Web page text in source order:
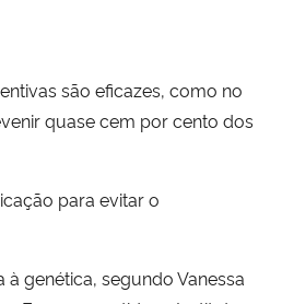
são eficazes, como no
quase cem por cento dos
para evitar o
genética, segundo Vanessa